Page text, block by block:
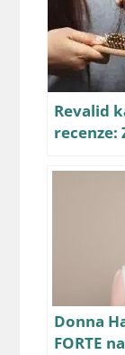
Revalid
recenze:
vlasy?
Donna
FORTE